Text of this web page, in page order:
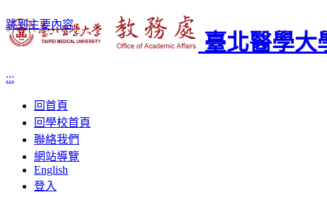
跳到主要內容
臺北醫學大
:::
回首頁
回學校首頁
聯絡我們
網站導覽
English
登入